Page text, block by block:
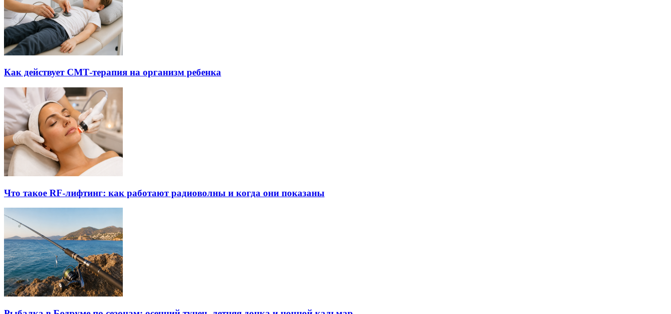
Как действует СМТ-терапия на организм ребенка
Что такое RF-лифтинг: как работают радиоволны и когда они показаны